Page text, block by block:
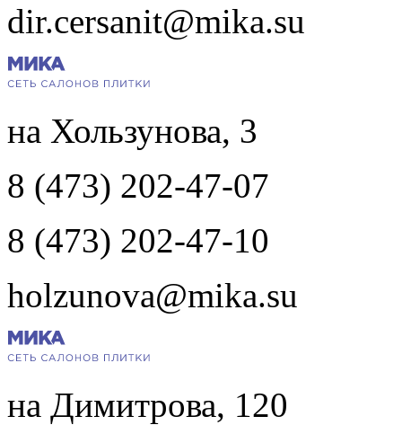
dir.cersanit@mika.su
на Хользунова, 3
8 (473) 202-47-07
8 (473) 202-47-10
holzunova@mika.su
на Димитрова, 120